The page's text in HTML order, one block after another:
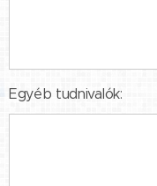
Egyéb tudnivalók: